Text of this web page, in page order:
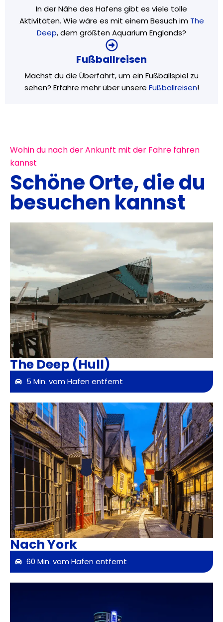
In der Nähe des Hafens gibt es viele tolle
Aktivitäten. Wie wäre es mit einem Besuch im The
Deep, dem größten Aquarium Englands?
Fußballreisen
Machst du die Überfahrt, um ein Fußballspiel zu
sehen? Erfahre mehr über unsere Fußballreisen!
Wohin du nach der Ankunft mit der Fähre fahren
kannst
Schöne Orte, die du
besuchen kannst
The Deep (Hull)
5 Min. vom Hafen entfernt
Nach York
60 Min. vom Hafen entfernt